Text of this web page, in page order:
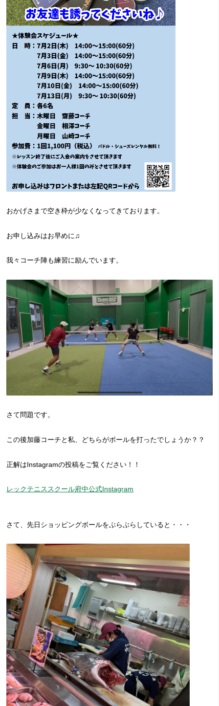
おかげさまで空き枠が少なくなってきております。
お申し込みはお早めに♫
我々コーチ陣も練習に励んでいます。
さて問題です。
この後加藤コーチと私、どちらがボールを打ったでしょうか？？
正解はInstagramの投稿をご覧ください！！
レックテニススクール府中公式Instagram
さて、先日ショッピングボールをぶらぶらしていると・・・